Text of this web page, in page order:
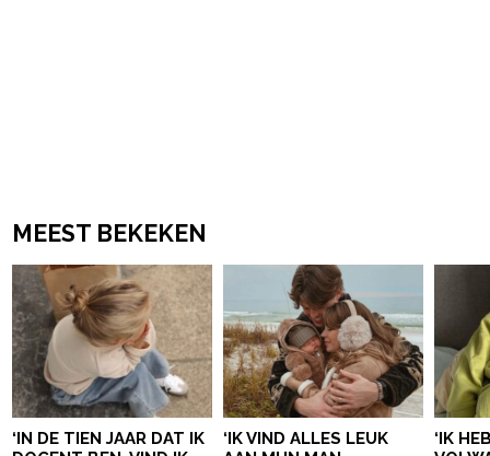
MEEST BEKEKEN
‘IN DE TIEN JAAR DAT IK
‘IK VIND ALLES LEUK
‘IK